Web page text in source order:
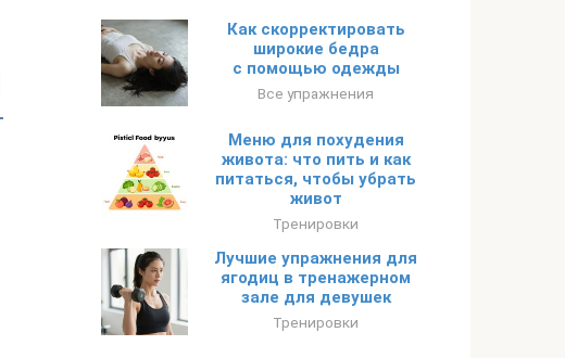
Как скорректировать
широкие бедра
с помощью одежды
Все упражнения
Меню для похудения
живота: что пить и как
питаться, чтобы убрать
живот
Тренировки
Лучшие упражнения для
ягодиц в тренажерном
зале для девушек
Тренировки